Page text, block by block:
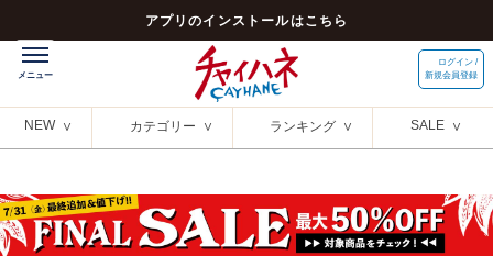
アプリのインストールはこちら
ログイン /
新規会員登録
NEW カテゴリー ランキング SALE